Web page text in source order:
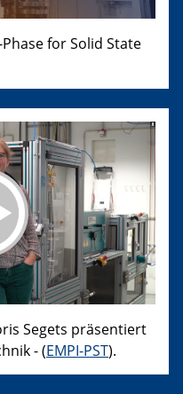
for Solid State
Segets präsentiert
- (EMPI-PST).